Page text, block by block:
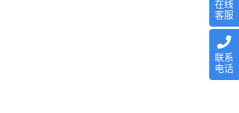
在线
客服
联系
电话